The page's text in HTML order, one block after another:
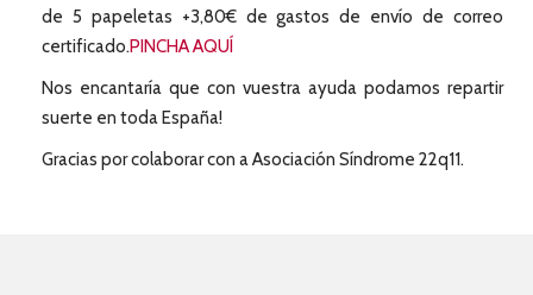
de 5 papeletas +3,80€ de gastos de envío de correo
certificado.PINCHA AQUÍ
Nos encantaría que con vuestra ayuda podamos repartir
suerte en toda España!
Gracias por colaborar con a Asociación Síndrome 22q11.